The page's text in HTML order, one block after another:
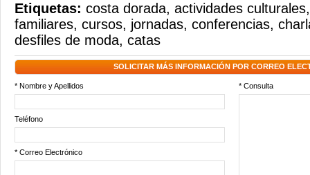
Etiquetas: costa dorada, actividades culturales
familiares, cursos, jornadas, conferencias,
desfiles de moda, catas
SOLICITAR MÁS INFORMACIÓN POR CORREO
* Nombre y Apellidos * Consulta
Teléfono
* Correo Electrónico